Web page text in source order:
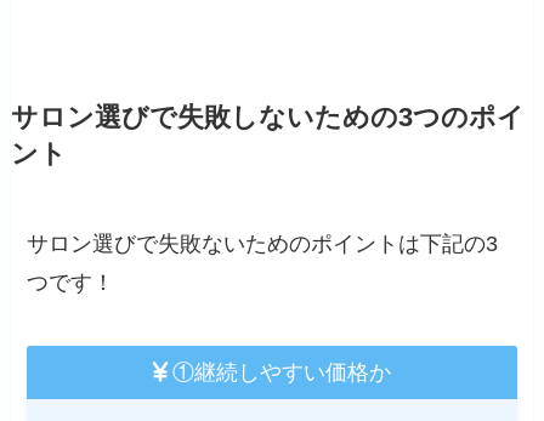
サロン選びで失敗しないための3つのポイ
ント
サロン選びで失敗ないためのポイントは下記の3
つです！
①継続しやすい価格か